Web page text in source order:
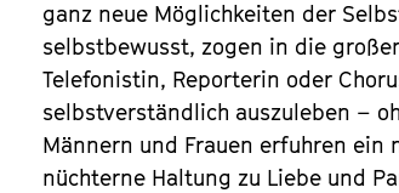
ganz neue Möglichkeiten der
selbstbewusst, zogen in die
Telefonistin, Reporterin oder
selbstverständlich auszuleben –
Männern und Frauen erfuhren ein
nüchterne Haltung zu Liebe und